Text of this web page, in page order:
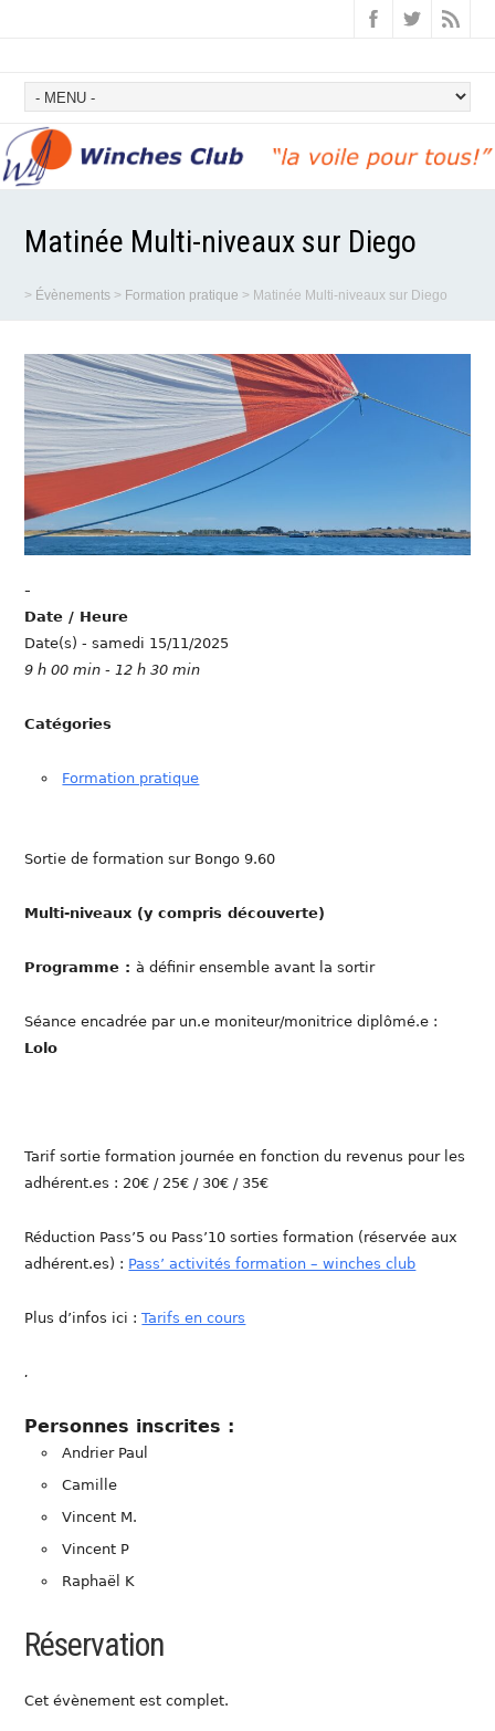
Matinée Multi-niveaux sur Diego
> Évènements > Formation pratique > Matinée Multi-niveaux sur Diego
-
Date / Heure
Date(s) - samedi 15/11/2025
9 h 00 min - 12 h 30 min
Catégories
Formation pratique
Sortie de formation sur Bongo 9.60
Multi-niveaux (y compris découverte)
Programme :à définir ensemble avant la sortir
Séance encadrée par un.e moniteur/monitrice diplômé.e :
Lolo
Tarif sortie formation journée en fonction du revenus pour les
adhérent.es : 20€ / 25€ / 30€ / 35€
Réduction Pass’5 ou Pass’10 sorties formation (réservée aux
adhérent.es) : Pass’ activités formation – winches club
Plus d’infos ici :Tarifs en cours
.
Personnes inscrites :
Andrier Paul
Camille
Vincent M.
Vincent P
Raphaël K
Réservation
Cet évènement est complet.